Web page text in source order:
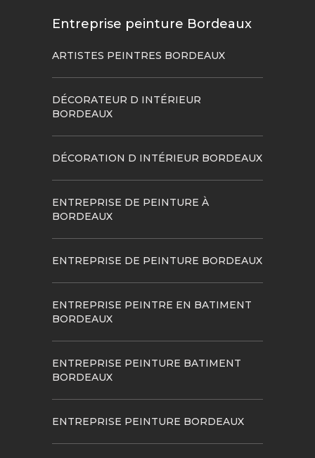
Entreprise peinture Bordeaux
ARTISTES PEINTRES BORDEAUX
DÉCORATEUR D INTÉRIEUR
BORDEAUX
DÉCORATION D INTÉRIEUR BORDEAUX
ENTREPRISE DE PEINTURE À
BORDEAUX
ENTREPRISE DE PEINTURE BORDEAUX
ENTREPRISE PEINTRE EN BATIMENT
BORDEAUX
ENTREPRISE PEINTURE BATIMENT
BORDEAUX
ENTREPRISE PEINTURE BORDEAUX